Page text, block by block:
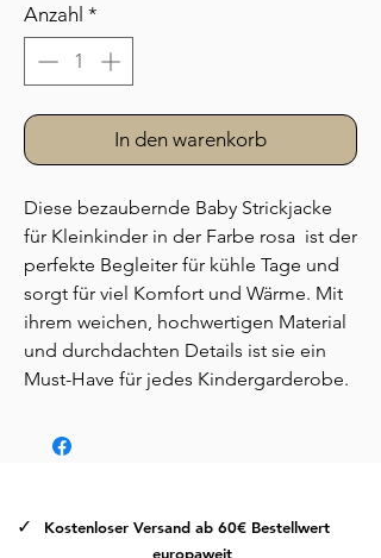
Anzahl *
In den warenkorb
Diese bezaubernde Baby Strickjacke
für Kleinkinder in der Farbe rosa ist der
perfekte Begleiter für kühle Tage und
sorgt für viel Komfort und Wärme. Mit
ihrem weichen, hochwertigen Material
und durchdachten Details ist sie ein
Must-Have für jedes Kindergarderobe.
besonders weichen, hautfreundlichem
gleichzeitig atmungsaktiv ist. Ideal für
empfindliche Kinderhaut, bietet der
✓
Kostenloser Versand ab 60€ Bestellwert
europaweit